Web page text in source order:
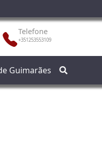
Telefone
+351253553109
Guimarães